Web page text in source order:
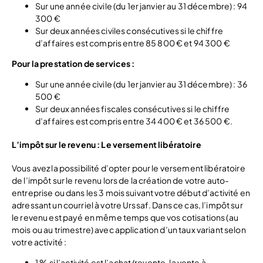
Sur une année civile (du 1er janvier au 31 décembre) : 94
300 €
Sur deux années civiles consécutives si le chiffre
d’affaires est compris entre 85 800 € et 94 300 €
Pour la prestation de services :
Sur une année civile (du 1er janvier au 31 décembre) : 36
500 €
Sur deux années fiscales consécutives si le chiffre
d’affaires est compris entre 34 400 € et 36 500 €.
L’impôt sur le revenu : Le versement libératoire
Vous avez la possibilité d’opter pour le versement libératoire
de l’impôt sur le revenu lors de la création de votre auto-
entreprise ou dans les 3 mois suivant votre début d’activité en
adressant un courriel à votre Urssaf. Dans ce cas, l’impôt sur
le revenu est payé en même temps que vos cotisations (au
mois ou au trimestre) avec application d’un taux variant selon
votre activité :